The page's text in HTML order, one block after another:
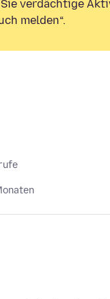
verdächtige
melden“.